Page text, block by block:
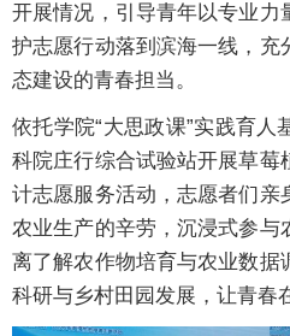
开展情况，引导青年以专业力
护志愿行动落到滨海一线，充
态建设的青春担当。
依托学院“大思政课”实践育人
科院庄行综合试验站开展草莓
计志愿服务活动，志愿者们亲
农业生产的辛劳，沉浸式参与
离了解农作物培育与农业数据
科研与乡村田园发展，让青春